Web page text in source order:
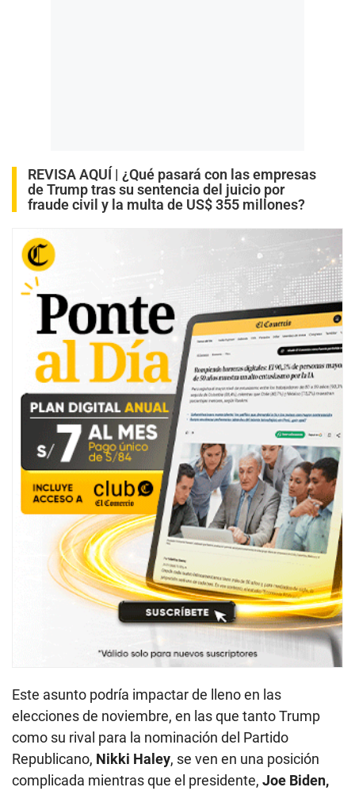
REVISA AQUÍ | ¿Qué pasará con las empresas
de Trump tras su sentencia del juicio por
fraude civil y la multa de US$ 355 millones?
Este asunto podría impactar de lleno en las
elecciones de noviembre, en las que tanto Trump
como su rival para la nominación del Partido
Republicano, Nikki Haley, se ven en una posición
complicada mientras que el presidente, Joe Biden,